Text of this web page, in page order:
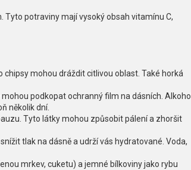
potraviny mají vysoký obsah vitamínu C,
mohou dráždit citlivou oblast. Také horká
podkopat ochranný film na dásních. Alkohol
několik dní.
Tyto látky mohou způsobit pálení a zhoršit
tlak na dásně a udrží vás hydratované. Voda,
mrkev, cuketu) a jemné bílkoviny jako rybu